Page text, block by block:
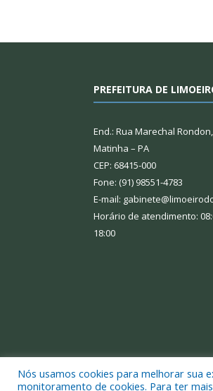
PREFEITURA DE
End.: Rua Marechal
Matinha – PA
CEP: 68415-000
Fone: (91) 98551-4783
E-mail:
Horário de atendimento:
18:00
Todos os direitos
Nós usamos cookies para melhorar sua
monitoramento de cookies. Para ter